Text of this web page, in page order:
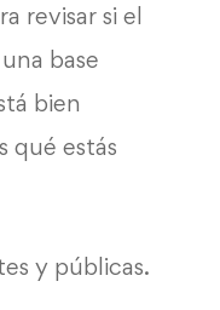
revisar si el
base
bien
qué estás
y públicas.